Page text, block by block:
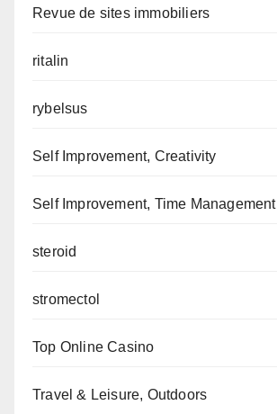
Revue de sites immobiliers
ritalin
rybelsus
Self Improvement, Creativity
Self Improvement, Time Management
steroid
stromectol
Top Online Casino
Travel & Leisure, Outdoors